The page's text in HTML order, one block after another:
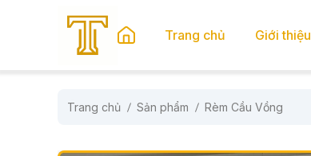
Trang chủ Giới thiệu
Trang chủ Sản phẩm Rèm Cầu Vồng